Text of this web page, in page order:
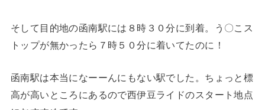
そして目的地の函南駅には８時３０分に到着。う〇こス
トップが無かったら７時５０分に着いてたのに！
函南駅は本当になーーんにもない駅でした。ちょっと標
高が高いところにあるので西伊豆ライドのスタート地点